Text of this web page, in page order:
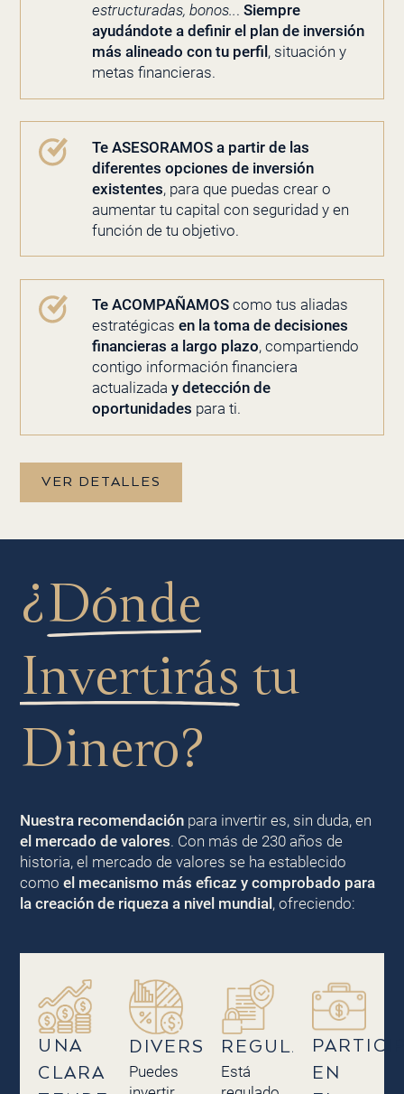
estructuradas, bonos...Siempre
ayudándote a definir el plan de inversión
más alineado con tu perfil , situación y
metas financieras.
Te ASESORAMOS a partir de las
diferentes opciones de inversión
existentes, para que puedas crear o
aumentar tu capital con seguridad y en
función de tu objetivo.
Te ACOMPAÑAMOS como tus aliadas
estratégicasen la toma de decisiones
financieras a largo plazo, compartiendo
contigo información financiera
actualizaday detección de
oportunidades para ti.
VER DETALLES
¿Dónde
Invertirás tu
Dinero?
Nuestra recomendaciónpara invertir es, sin duda, en
el mercado de valores. Con más de 230 años de
historia, el mercado de valores se ha establecido
como el mecanismo más eficaz y comprobado para
la creación de riqueza a nivel mundial, ofreciendo:
UNA
CLARA
DIVERSIFICACIÓN
Puedes
REGULACIÓN
Está
EN